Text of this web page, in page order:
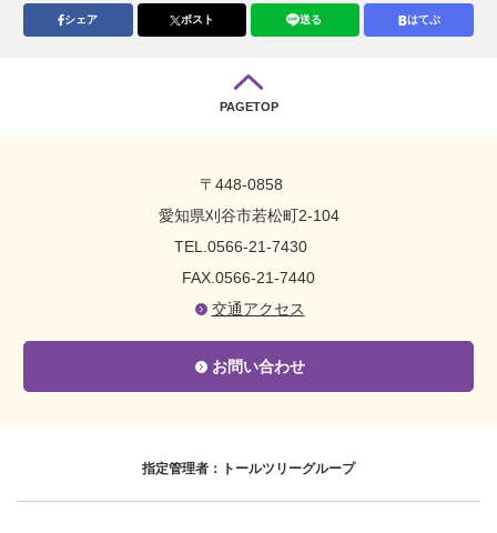
シェア ポスト 送る はてぶ
PAGETOP
〒448-0858
愛知県刈谷市若松町2-104
TEL.0566-21-7430
FAX.0566-21-7440
交通アクセス
お問い合わせ
指定管理者：トールツリーグループ